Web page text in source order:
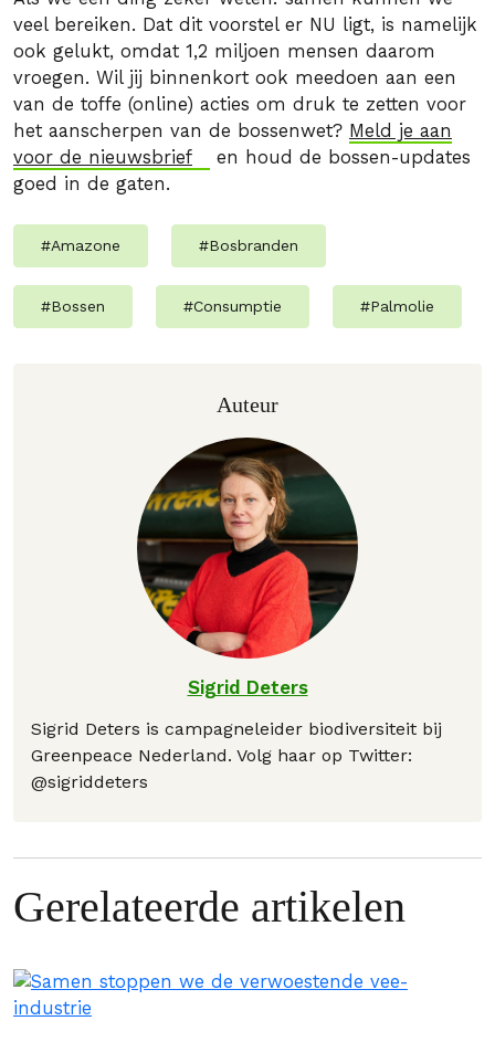
veel bereiken. Dat dit voorstel er NU ligt, is namelijk
ook gelukt, omdat 1,2 miljoen mensen daarom
vroegen. Wil jij binnenkort ook meedoen aan een
van de toffe (online) acties om druk te zetten voor
het aanscherpen van de bossenwet? Meld je aan
voor de nieuwsbrief
en houd de bossen-updates
goed in de gaten.
#Amazone #Bosbranden
#Bossen #Consumptie #Palmolie
Auteur
Sigrid Deters
Sigrid Deters is campagneleider biodiversiteit bij
Greenpeace Nederland. Volg haar op Twitter:
@sigriddeters
Gerelateerde artikelen